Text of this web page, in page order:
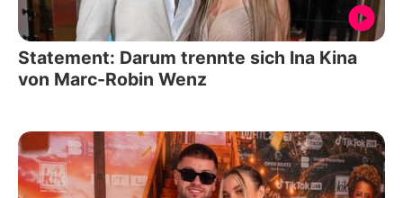
Statement: Darum trennte sich Ina Kina
von Marc-Robin Wenz